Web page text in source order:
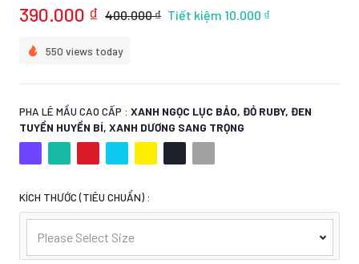
390.000 ₫ 400.000 ₫ Tiết kiệm 10.000 ₫
550 views today
PHA LÊ MẦU CAO CẤP : XANH NGỌC LỤC BẢO, ĐỎ RUBY, ĐEN
TUYỀN HUYỀN BÍ, XANH DƯƠNG SANG TRỌNG
KÍCH THƯỚC (TIÊU CHUẨN) :
Please Select Size